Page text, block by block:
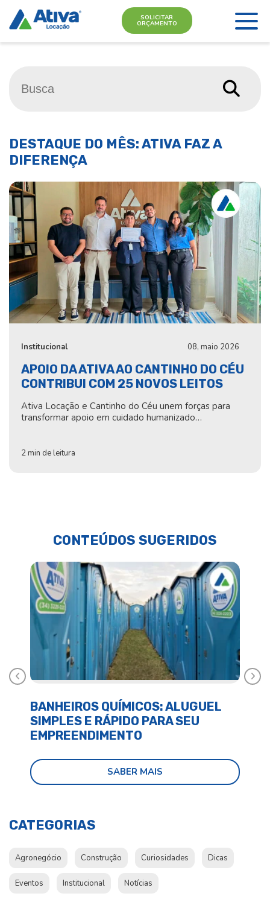
SOLICITAR
ORÇAMENTO
DESTAQUE DO MÊS: ATIVA FAZ A
DIFERENÇA
Institucional 08, maio 2026
APOIO DA ATIVA AO CANTINHO DO CÉU
CONTRIBUI COM 25 NOVOS LEITOS
Ativa Locação e Cantinho do Céu unem forças para
transformar apoio em cuidado humanizado…
2 min de leitura
CONTEÚDOS SUGERIDOS
BANHEIROS QUÍMICOS: ALUGUEL
SIMPLES E RÁPIDO PARA SEU
EMPREENDIMENTO
SABER MAIS
Anterior
CATEGORIAS
Agronegócio Construção Curiosidades Dicas
Eventos Institucional Notícias